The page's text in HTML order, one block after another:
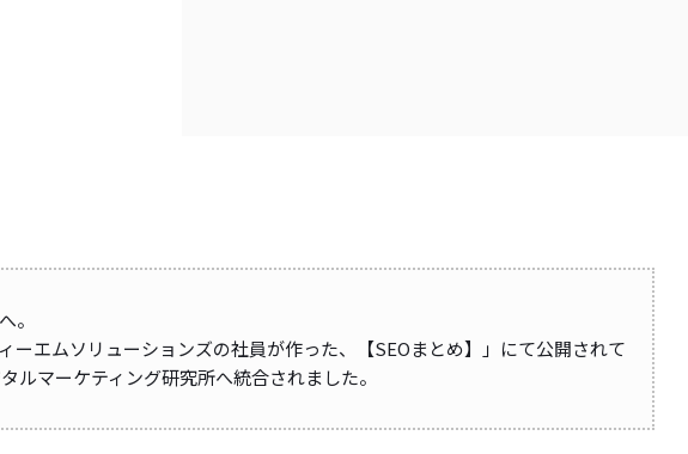
。
ーエムソリューションズの社員が作った、【SEOまとめ】」にて公開されて
ルマーケティング研究所へ統合されました。